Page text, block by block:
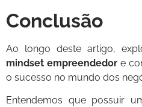
Conclusão
Ao longo deste artigo,
mindset empreendedor e
o sucesso no mundo dos
Entendemos que possuir